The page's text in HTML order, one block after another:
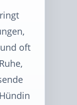
oft